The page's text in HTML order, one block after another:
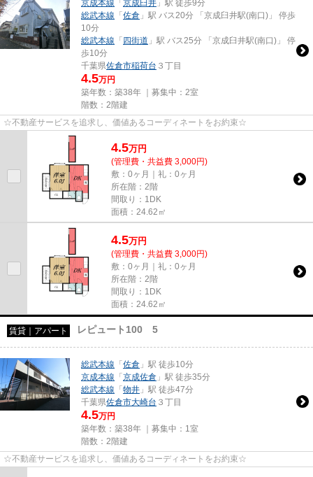
京成本線 「 京成臼井 」駅 徒歩9分
総武本線 「 佐倉 」駅 バス20分 「京成臼井駅(南口)」 停歩
10分
総武本線 「 四街道 」駅 バス25分 「京成臼井駅(南口)」 停
歩10分
千葉県佐倉市稲荷台 ３丁目
4.5万円
築年数：築38年 ｜募集中： 2室
階数：2階建
☆不動産サービスを追求し、価値あるコーディネートをお約束☆
4.5万円
(管理費・共益費 3,000円)
敷：0ヶ月｜礼：0ヶ月
所在階：2階
間取り：1DK
面積：24.62㎡
4.5万円
(管理費・共益費 3,000円)
敷：0ヶ月｜礼：0ヶ月
所在階：2階
間取り：1DK
面積：24.62㎡
賃貸｜アパート レピュート100 5
総武本線 「 佐倉 」駅 徒歩10分
京成本線 「 京成佐倉 」駅 徒歩35分
総武本線 「 物井 」駅 徒歩47分
千葉県佐倉市大崎台 ３丁目
4.5万円
築年数：築38年 ｜募集中： 1室
階数：2階建
☆不動産サービスを追求し、価値あるコーディネートをお約束☆